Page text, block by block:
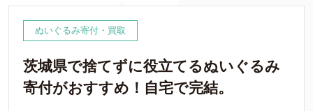
ぬいぐるみ寄付・買取
茨城県で捨てずに役立てるぬいぐるみ
寄付がおすすめ！自宅で完結。